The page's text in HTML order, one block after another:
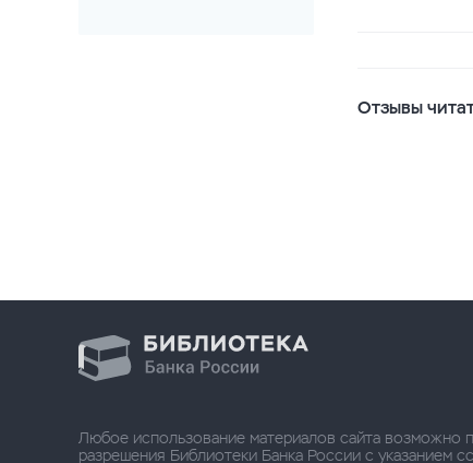
Отзывы
Любое использование материалов сайта возможно
разрешения Библиотеки Банка России с указанием